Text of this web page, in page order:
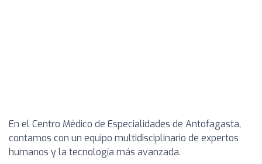
En el Centro Médico de Especialidades de Antofagasta,
contamos con un equipo multidisciplinario de expertos
humanos y la tecnología más avanzada.